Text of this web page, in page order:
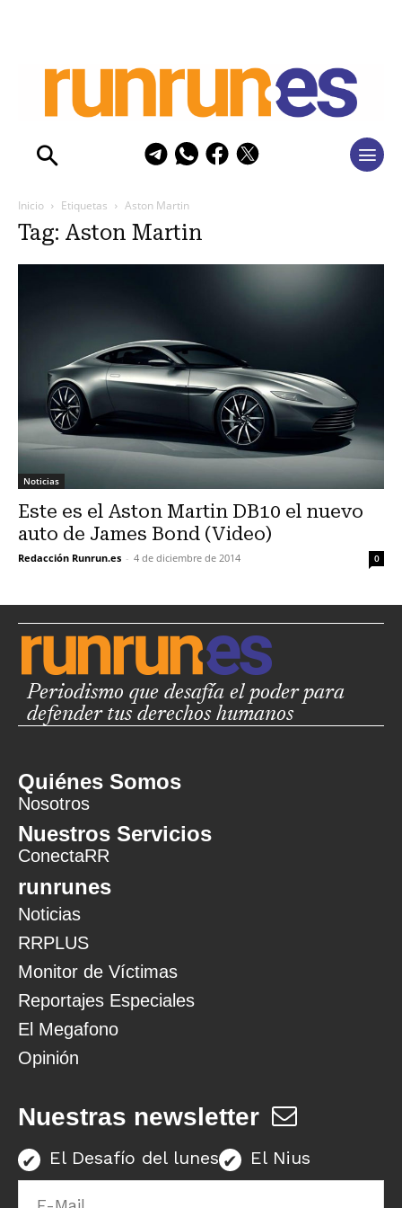
Inicio Etiquetas Aston Martin
Tag: Aston Martin
Noticias
Este es el Aston Martin DB10 el nuevo
auto de James Bond (Video)
Redacción Runrun.es - 4 de diciembre de 2014 0
Periodismo que desafía el poder para
defender tus derechos humanos
Quiénes Somos
Nosotros
Nuestros Servicios
ConectaRR
runrunes
Noticias
RRPLUS
Monitor de Víctimas
Reportajes Especiales
El Megafono
Opinión
Nuestras newsletter
El Desafío del lunes El Nius